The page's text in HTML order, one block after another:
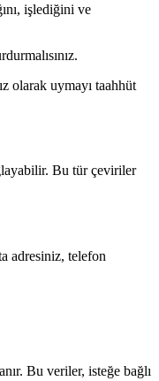
işlediğini ve
olarak uymayı taahhüt
Bu tür çeviriler
adresiniz, telefon
Bu veriler, isteğe bağlı